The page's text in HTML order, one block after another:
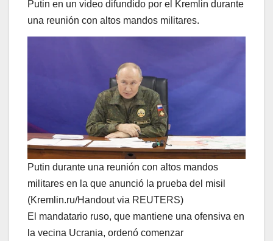
Putin en un video difundido por el Kremlin durante
una reunión con altos mandos militares.
Putin durante una reunión con altos mandos
militares en la que anunció la prueba del misil
(Kremlin.ru/Handout via REUTERS)
El mandatario ruso, que mantiene una ofensiva en
la vecina Ucrania, ordenó comenzar